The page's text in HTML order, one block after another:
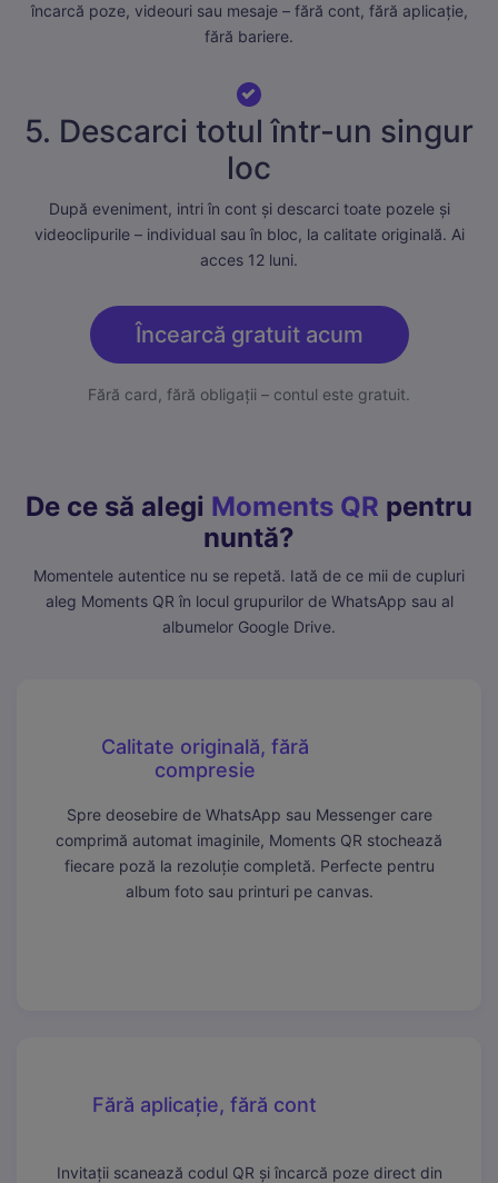
încarcă poze, videouri sau mesaje – fără cont, fără aplicație,
fără bariere.
5. Descarci totul într-un singur
loc
După eveniment, intri în cont și descarci toate pozele și
videoclipurile – individual sau în bloc, la calitate originală. Ai
acces 12 luni.
Încearcă gratuit acum
Fără card, fără obligații – contul este gratuit.
De ce să alegi Moments QR pentru
nuntă?
Momentele autentice nu se repetă. Iată de ce mii de cupluri
aleg Moments QR în locul grupurilor de WhatsApp sau al
albumelor Google Drive.
Calitate originală, fără
compresie
Spre deosebire de WhatsApp sau Messenger care
comprimă automat imaginile, Moments QR stochează
fiecare poză la rezoluție completă. Perfecte pentru
album foto sau printuri pe canvas.
Fără aplicație, fără cont
Invitații scanează codul QR și încarcă poze direct din